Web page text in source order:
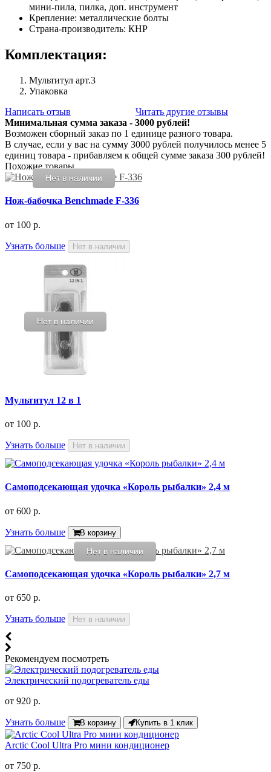
мини-пила, пилка, доп. инструмент
Крепление: металлические болты
Страна-производитель: КНР
Комплектация:
Мультитул арт.3
Упаковка
Написать отзыв
Читать другие отзывы
Минимальная сумма заказа - 3000 рублей!
Возможен сборный заказ по 1 единице разного товара.
В случае, если у вас на сумму 3000 рублей получилось менее 5
единиц товара - прибавляем к общей сумме заказа 300 рублей!
Похожие товары
Нет в наличии
Нож-бабочка Benchmade F-336
от 100 р.
Узнать больше Нет в наличии
Нет в наличии
Мультитул 12 в 1
от 100 р.
Узнать больше Нет в наличии
Самоподсекающая удочка «Король рыбалки» 2,4 м
от 600 р.
Узнать больше В корзину
Нет в наличии
Самоподсекающая удочка «Король рыбалки» 2,7 м
от 650 р.
Узнать больше Нет в наличии
Рекомендуем посмотреть
Электрический подогреватель еды
от 920 р.
Узнать больше В корзину Купить в 1 клик
Arctic Cool Ultra Pro мини кондиционер
от 750 р.